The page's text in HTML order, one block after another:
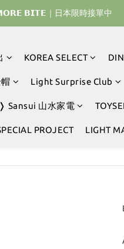
囉 ▶ 一起參加我們的熱血棒
𝗕𝗜𝗧𝗘｜日本限時接單中
KOREA SELECT
Light Surprise Club
山水家電
PROJECT LIGHT